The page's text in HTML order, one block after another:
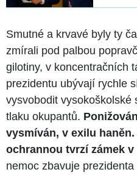
Smutné a krvavé byly ty
zmírali pod palbou
gilotiny, v koncentračních
prezidentu ubývají rychle
vysvobodit vysokoškolské
tlaku okupantů.
vysmíván, v exilu
ochrannou tvrzí zámek v
nemoc zbavuje